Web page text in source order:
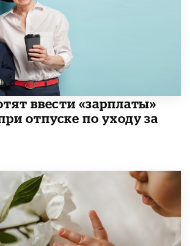
ввести «зарплаты»
отпуске по уходу за